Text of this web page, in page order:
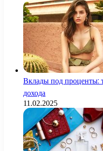
Вклады под проценты:
дохода
11.02.2025